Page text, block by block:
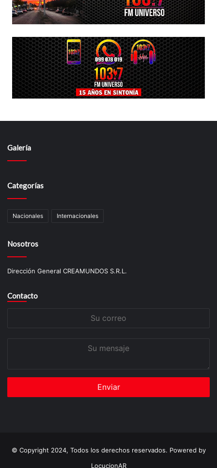
Galería
Categorías
Nacionales Internacionales
Nosotros
Dirección General CREAMUNDOS S.R.L.
Contacto
© Copyright 2024, Todos los derechos reservados. Powered by
LocucionAR